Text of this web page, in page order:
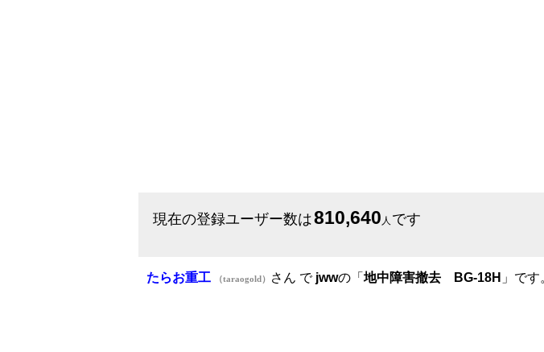
現在の登録ユーザー数は810,640 人 です
たらお重工 （taraogold） さん で jwwの「 地中障害撤去 BG-18H 」です